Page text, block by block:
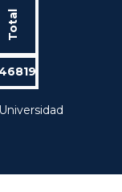
Total